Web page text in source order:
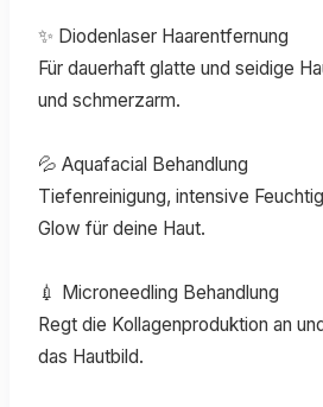
✨ Diodenlaser Haarentfernung
Für dauerhaft glatte und seidige
und schmerzarm.
💦 Aquafacial Behandlung
Tiefenreinigung, intensive
Glow für deine Haut.
💉 Microneedling Behandlung
Regt die Kollagenproduktion an
das Hautbild.